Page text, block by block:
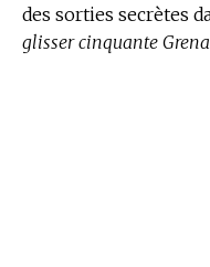
des sorties secrètes
glisser cinquante